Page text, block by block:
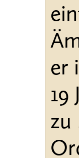
er
19
zu